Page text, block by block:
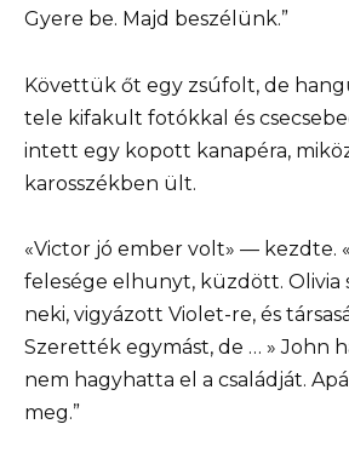
Gyere be. Majd beszélünk.”
Követtük őt egy zsúfolt, de
tele kifakult fotókkal és
intett egy kopott kanapéra,
karosszékben ült.
«Victor jó ember volt» — kezdte.
felesége elhunyt, küzdött. Olivia
neki, vigyázott Violet-re, és
Szerették egymást, de … » John
nem hagyhatta el a családját.
meg.”